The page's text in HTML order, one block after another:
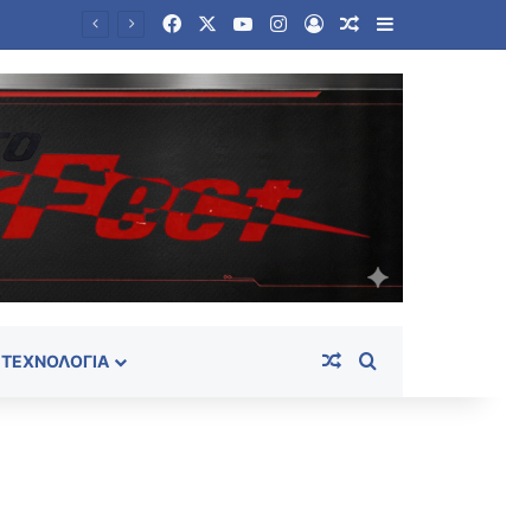
FacebookYouTubeInstagram
Log InRandom Article
Sidebar
ΤΕΧΝΟΛΟΓΊΑ Random Article